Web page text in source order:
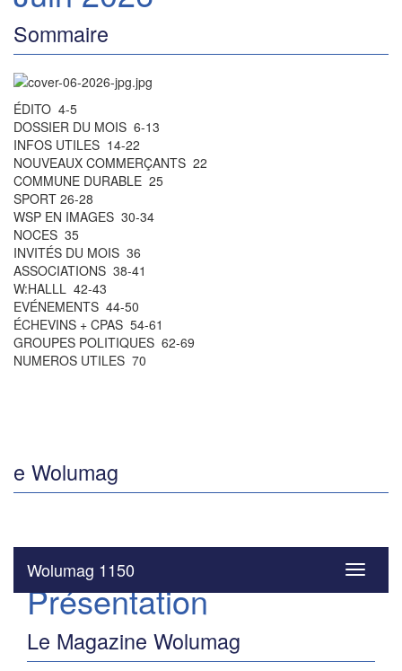
Sommaire
ÉDITO 4-5
DOSSIER DU MOIS 6-13
INFOS UTILES 14-22
NOUVEAUX COMMERÇANTS 22
COMMUNE DURABLE 25
SPORT 26-28
WSP EN IMAGES 30-34
NOCES 35
INVITÉS DU MOIS 36
ASSOCIATIONS 38-41
W:HALLL 42-43
EVÉNEMENTS 44-50
ÉCHEVINS + CPAS 54-61
GROUPES POLITIQUES 62-69
NUMEROS UTILES 70
e Wolumag